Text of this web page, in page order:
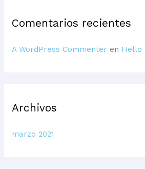
:
Comentarios recientes
A WordPress Commenter en Hello
Archivos
marzo 2021